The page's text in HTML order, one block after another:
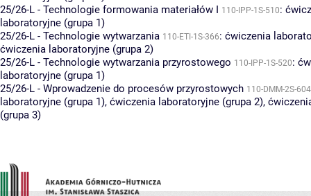
25/26-L - Technologie formowania materiałów I 110-IPP-1S-510:
laboratoryjne (grupa 1)
25/26-L - Technologie wytwarzania 110-ETI-1S-366: ćwiczenia
ćwiczenia laboratoryjne (grupa 2)
25/26-L - Technologie wytwarzania przyrostowego 110-IPP-1S-520:
laboratoryjne (grupa 1)
25/26-L - Wprowadzenie do procesów przyrostowych 110-DMM-2S-604
laboratoryjne (grupa 1), ćwiczenia laboratoryjne (grupa 2),
(grupa 3)